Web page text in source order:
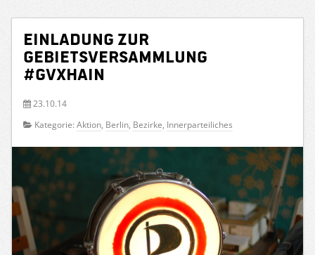
Einladung zur
Gebietsversammlung
#GVXhain
23.10.14
Kategorie: Aktion, Berlin, Bezirke, Innerparteiliches